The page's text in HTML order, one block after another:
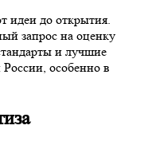
идеи до открытия.
запрос на оценку
и лучшие
особенно в